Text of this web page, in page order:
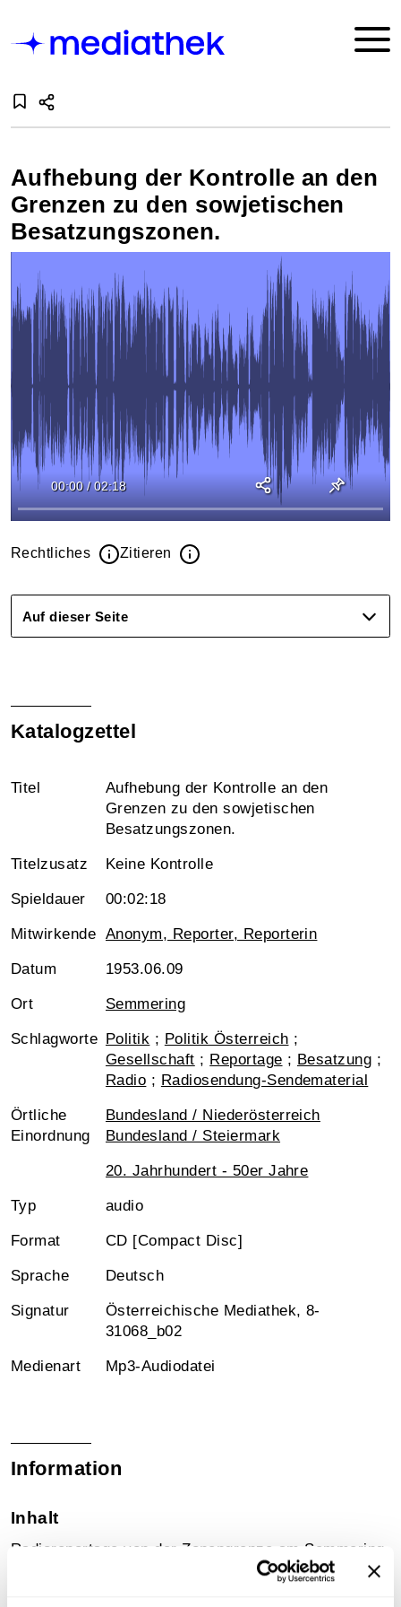
Aufhebung der Kontrolle an den
Grenzen zu den sowjetischen
Besatzungszonen.
00:00 / 02:18
Rechtliches Zitieren
Auf dieser Seite
Katalogzettel
Titel
Aufhebung der Kontrolle an den
Grenzen zu den sowjetischen
Besatzungszonen.
Titelzusatz Keine Kontrolle
Spieldauer 00:02:18
Mitwirkende Anonym, Reporter, Reporterin
Datum 1953.06.09
Ort Semmering
Schlagworte Politik ; Politik Österreich ;
Gesellschaft ; Reportage ; Besatzung ;
Radio ; Radiosendung-Sendematerial
Örtliche
Einordnung
Bundesland / Niederösterreich
Bundesland / Steiermark
20. Jahrhundert - 50er Jahre
Typ audio
Format CD [Compact Disc]
Sprache Deutsch
Signatur
Österreichische Mediathek, 8-
31068_b02
Medienart Mp3-Audiodatei
Information
Inhalt
Radioreportage von der Zonengrenze am Semmering.